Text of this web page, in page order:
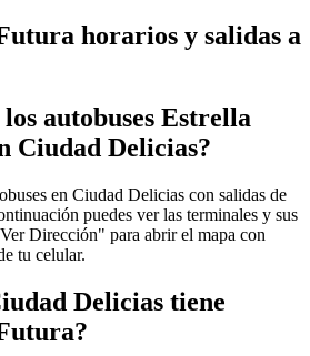
horarios y salidas a
autobuses Estrella
Ciudad Delicias?
en Ciudad Delicias con salidas de
puedes ver las terminales y sus
Dirección" para abrir el mapa con
tu celular.
Delicias tiene